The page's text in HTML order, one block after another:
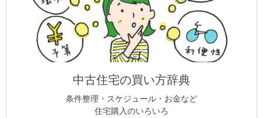
中古住宅の買い方辞典
条件整理・スケジュール・お金など
住宅購入のいろいろ